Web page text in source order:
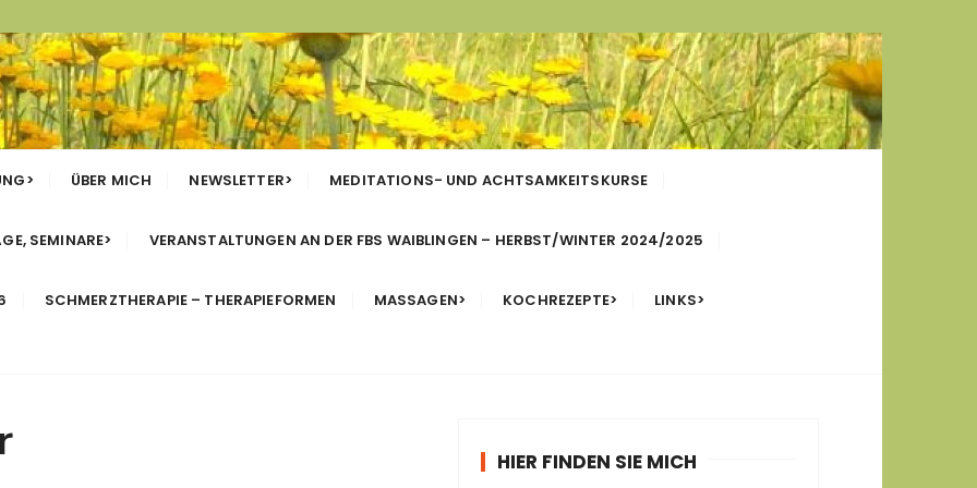
ÜBER MICH NEWSLETTER> MEDITATIONS- UND ACHTSAMKEITSKURSE
SEMINARE> VERANSTALTUNGEN AN DER FBS WAIBLINGEN – HERBST/WINTER 2024/2025
SCHMERZTHERAPIE – THERAPIEFORMEN MASSAGEN> KOCHREZEPTE> LINKS>
HIER FINDEN SIE MICH